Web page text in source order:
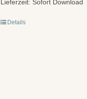
Lieferzeit: Sofort Download
Details